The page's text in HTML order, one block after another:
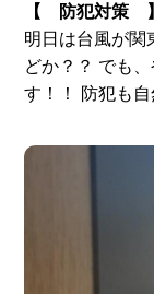
【 防犯対策
明日は台風が関
どか？？ でも
す！！ 防犯も